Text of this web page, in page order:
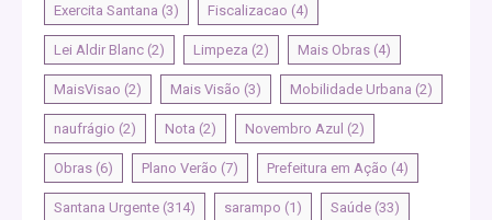
Exercita Santana (3) Fiscalizacao (4)
Lei Aldir Blanc (2) Limpeza (2) Mais Obras (4)
MaisVisao (2) Mais Visão (3) Mobilidade Urbana (2)
naufrágio (2) Nota (2) Novembro Azul (2)
Obras (6) Plano Verão (7) Prefeitura em Ação (4)
Santana Urgente (314) sarampo (1) Saúde (33)